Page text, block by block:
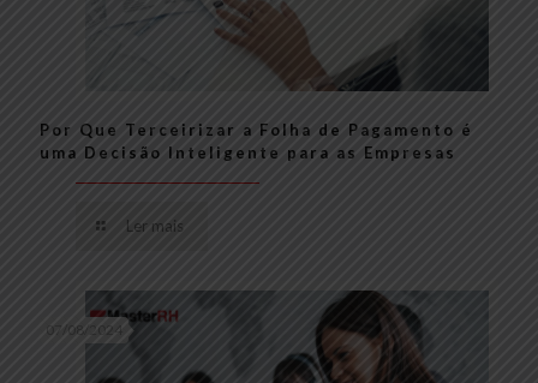
Por Que Terceirizar a Folha de Pagamento é
uma Decisão Inteligente para as Empresas
Ler mais
07/08/2024